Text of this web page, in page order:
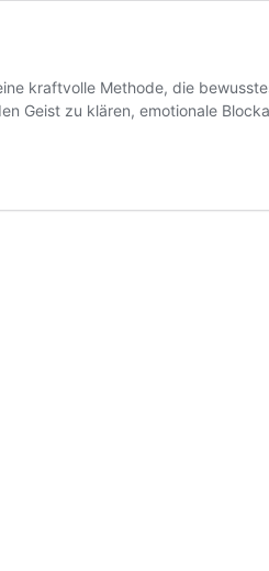
kraftvolle Methode, die
Geist zu klären, emotionale